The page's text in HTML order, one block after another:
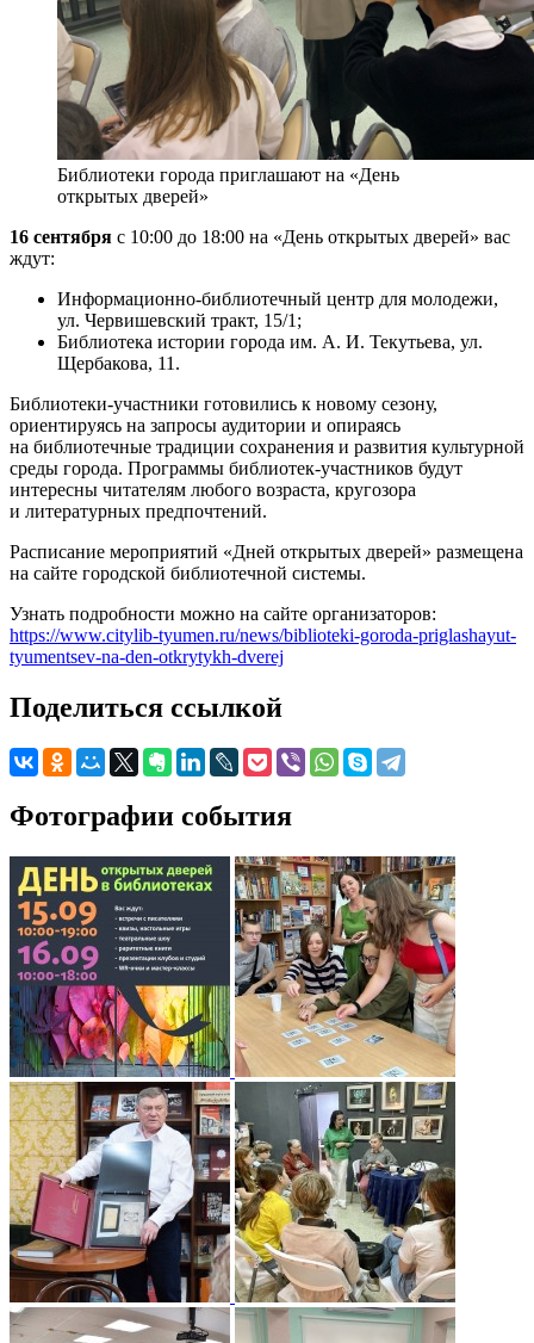
Библиотеки города приглашают на «День
открытых дверей»
16 сентября с 10:00 до 18:00 на «День открытых дверей» вас
ждут:
Информационно-библиотечный центр для молодежи,
ул. Червишевский тракт, 15/1;
Библиотека истории города им. А. И. Текутьева, ул.
Щербакова, 11.
Библиотеки-участники готовились к новому сезону,
ориентируясь на запросы аудитории и опираясь
на библиотечные традиции сохранения и развития культурной
среды города. Программы библиотек-участников будут
интересны читателям любого возраста, кругозора
и литературных предпочтений.
Расписание мероприятий «Дней открытых дверей» размещена
на сайте городской библиотечной системы.
Узнать подробности можно на сайте организаторов:
https://www.citylib-tyumen.ru/news/biblioteki-goroda-priglashayut-
tyumentsev-na-den-otkrytykh-dverej
Поделиться ссылкой
Фотографии события